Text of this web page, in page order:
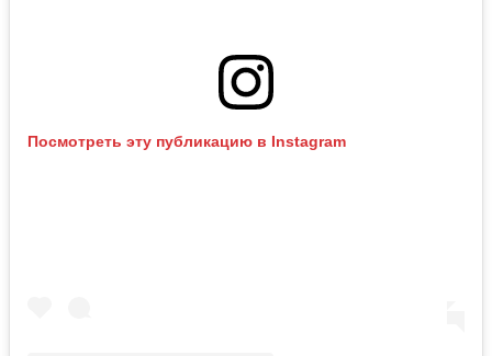
Посмотреть эту публикацию в Instagram